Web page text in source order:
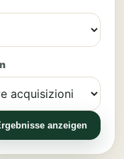
anzeigen